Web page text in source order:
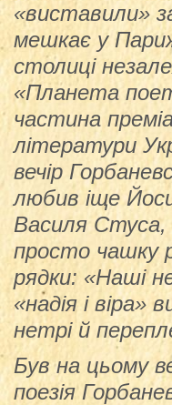
«виставили»
мешкає у
столиці
«Планета
частина
літератури
вечір
любив іще
Василя Стуса,
просто чашку
рядки: «Наші
«надія і віра»
нетрі й
Був на цьому
поезія